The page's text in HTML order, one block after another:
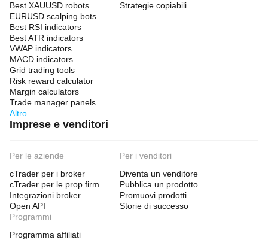
Best XAUUSD robots
EURUSD scalping bots
Best RSI indicators
Best ATR indicators
VWAP indicators
MACD indicators
Grid trading tools
Risk reward calculator
Margin calculators
Trade manager panels
Altro
Strategie copiabili
Imprese e venditori
Per le aziende
cTrader per i broker
cTrader per le prop firm
Integrazioni broker
Open API
Per i venditori
Diventa un venditore
Pubblica un prodotto
Promuovi prodotti
Storie di successo
Programmi
Programma affiliati